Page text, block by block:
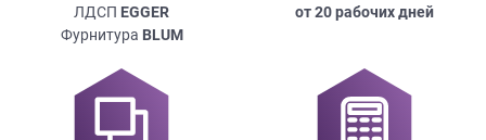
ЛДСП EGGER
Фурнитура BLUM
от 20 рабочих дней